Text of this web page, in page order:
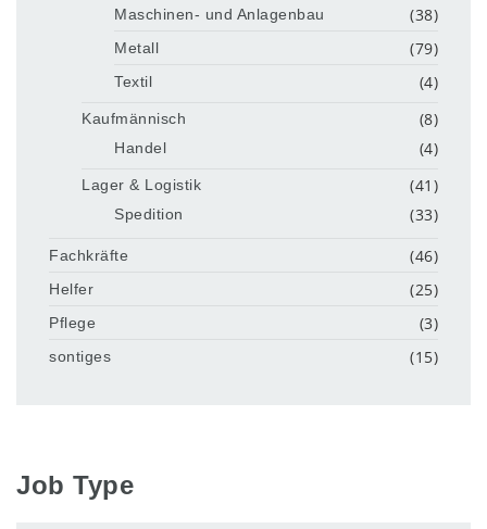
Maschinen- und Anlagenbau (38)
Metall (79)
Textil (4)
Kaufmännisch (8)
Handel (4)
Lager & Logistik (41)
Spedition (33)
Fachkräfte (46)
Helfer (25)
Pflege (3)
sontiges (15)
Job Type